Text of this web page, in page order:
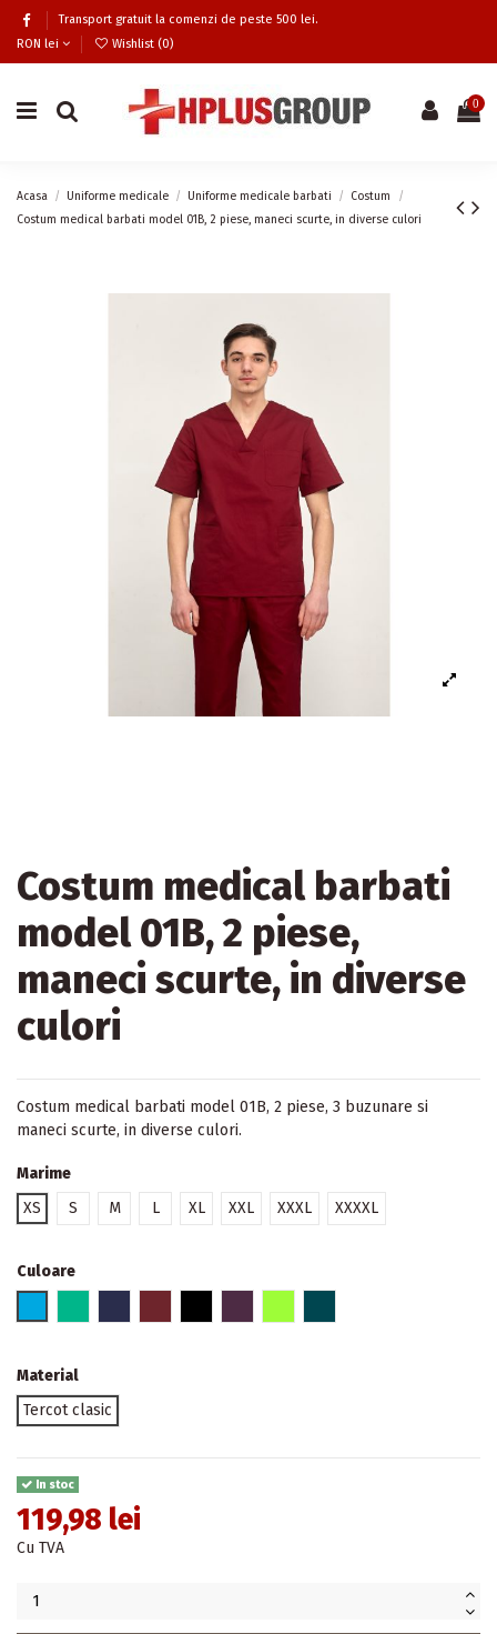
Transport gratuit la comenzi de peste 500 lei.
RON lei
Wishlist (0)
0
Acasa Uniforme medicale Uniforme medicale barbati
Costum
Costum medical barbati model 01B, 2 piese, maneci scurte, in diverse culori
Costum medical barbati
model 01B, 2 piese,
maneci scurte, in diverse
culori
Costum medical barbati model 01B, 2 piese, 3 buzunare si
maneci scurte, in diverse culori.
Marime
XS
S M L XL XXL XXXL XXXXL
Culoare
Material
Tercot clasic
In stoc
119,98 lei
Cu TVA